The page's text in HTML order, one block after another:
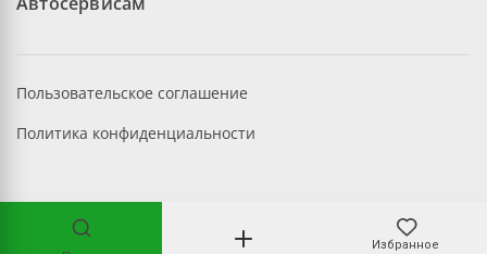
Избранное
©2026 aopt.ru — Все права защищены
Пользовательское соглашение
Политика конфиденциальности